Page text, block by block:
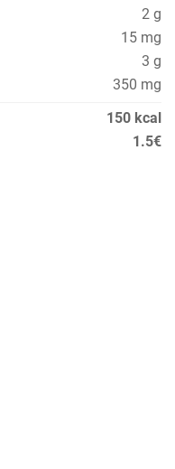
2 g
15 mg
3 g
350 mg
150 kcal
1.5€